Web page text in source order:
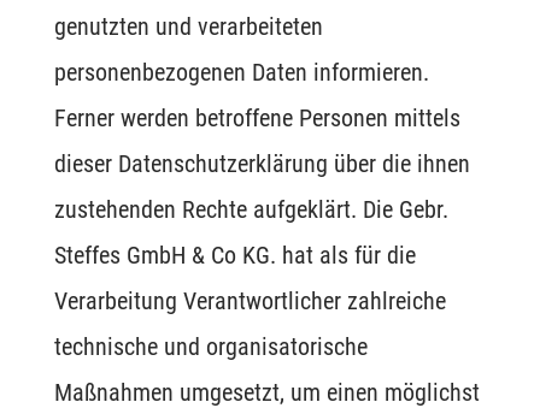
genutzten und verarbeiteten
personenbezogenen Daten informieren.
Ferner werden betroffene Personen mittels
dieser Datenschutzerklärung über die ihnen
zustehenden Rechte aufgeklärt. Die Gebr.
Steffes GmbH & Co KG. hat als für die
Verarbeitung Verantwortlicher zahlreiche
technische und organisatorische
Maßnahmen umgesetzt, um einen möglichst